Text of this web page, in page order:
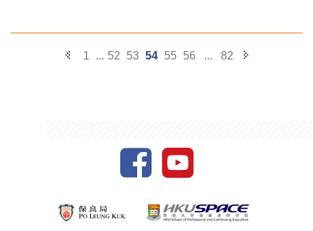
Previous
1 ... 52 53 54 55 56 ... 82